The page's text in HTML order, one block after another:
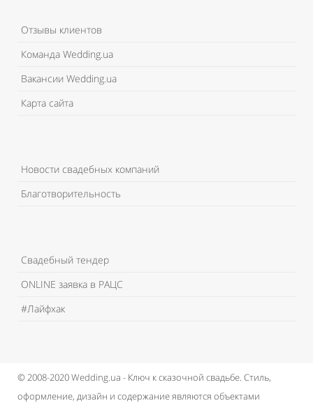
Отзывы клиентов
Команда Wedding.ua
Вакансии Wedding.ua
Карта сайта
Новости свадебных компаний
Благотворительность
Свадебный тендер
ONLINE заявка в РАЦС
#Лайфхак
© 2008-2020 Wedding.ua - Ключ к сказочной свадьбе. Стиль,
оформление, дизайн и содержание являются объектами